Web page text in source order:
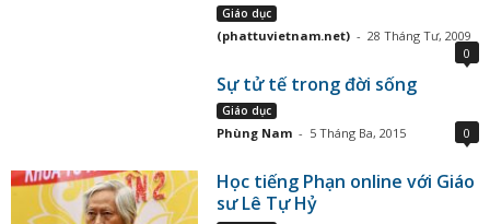
Giáo dục
(phattuvietnam.net) - 28 Tháng Tư, 2009
0
Sự tử tế trong đời sống
Giáo dục
Phùng Nam - 5 Tháng Ba, 2015 0
Học tiếng Phạn online với Giáo
sư Lê Tự Hỷ